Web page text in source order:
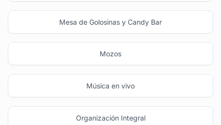
Mesa de Golosinas y Candy Bar
Mozos
Música en vivo
Organización Integral